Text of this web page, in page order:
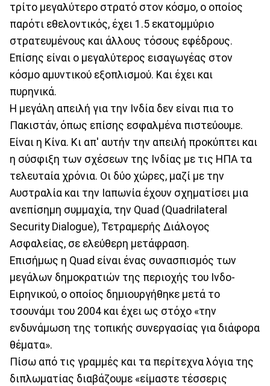
τρίτο μεγαλύτερο στρατό στον κόσμο, ο οποίος
παρότι εθελοντικός, έχει 1.5 εκατομμύριο
στρατευμένους και άλλους τόσους εφέδρους.
Επίσης είναι ο μεγαλύτερος εισαγωγέας στον
κόσμο αμυντικού εξοπλισμού. Και έχει και
πυρηνικά.
Η μεγάλη απειλή για την Ινδία δεν είναι πια το
Πακιστάν, όπως επίσης εσφαλμένα πιστεύουμε.
Είναι η Κίνα. Κι απ' αυτήν την απειλή προκύπτει και
η σύσφιξη των σχέσεων της Ινδίας με τις ΗΠΑ τα
τελευταία χρόνια. Οι δύο χώρες, μαζί με την
Αυστραλία και την Ιαπωνία έχουν σχηματίσει μια
ανεπίσημη συμμαχία, την Quad (Quadrilateral
Security Dialogue), Τετραμερής Διάλογος
Ασφαλείας, σε ελεύθερη μετάφραση.
Επισήμως η Quad είναι ένας συνασπισμός των
μεγάλων δημοκρατιών της περιοχής του Ινδο-
Ειρηνικού, ο οποίος δημιουργήθηκε μετά το
τσουνάμι του 2004 και έχει ως στόχο «την
ενδυνάμωση της τοπικής συνεργασίας για διάφορα
θέματα».
Πίσω από τις γραμμές και τα περίτεχνα λόγια της
διπλωματίας διαβάζουμε «είμαστε τέσσερις